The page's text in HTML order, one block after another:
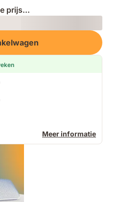
prijs...
Meer informatie